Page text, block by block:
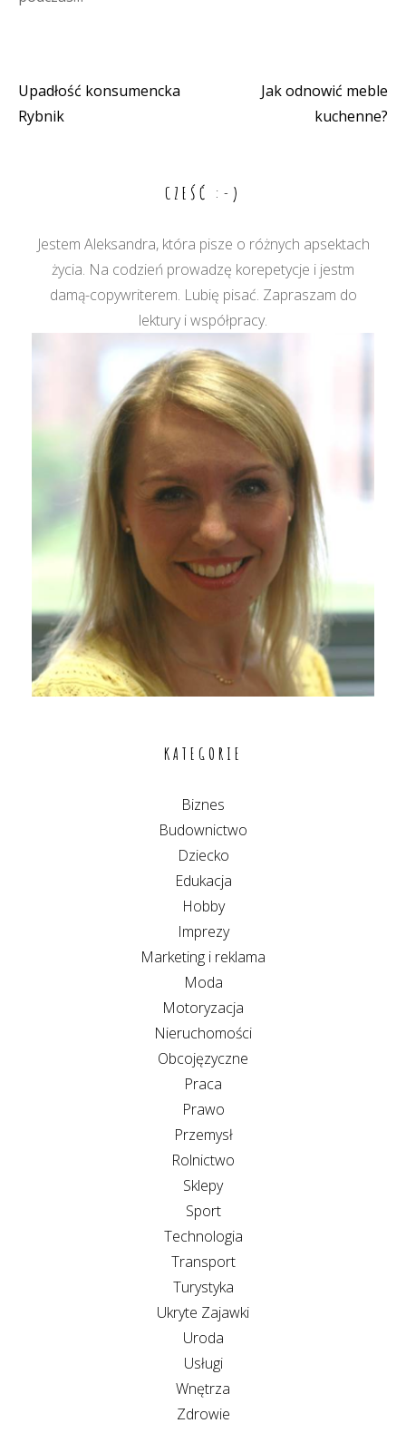
Nawigacja
Upadłość konsumencka
Rybnik
Jak odnowić meble
kuchenne?
CZEŚĆ :-)
Jestem Aleksandra, która pisze o różnych apsektach
życia. Na codzień prowadzę korepetycje i jestm
damą-copywriterem. Lubię pisać. Zapraszam do
lektury i współpracy.
KATEGORIE
Biznes
Budownictwo
Dziecko
Edukacja
Hobby
Imprezy
Marketing i reklama
Moda
Motoryzacja
Nieruchomości
Obcojęzyczne
Praca
Prawo
Przemysł
Rolnictwo
Sklepy
Sport
Technologia
Transport
Turystyka
Ukryte Zajawki
Uroda
Usługi
Wnętrza
Zdrowie